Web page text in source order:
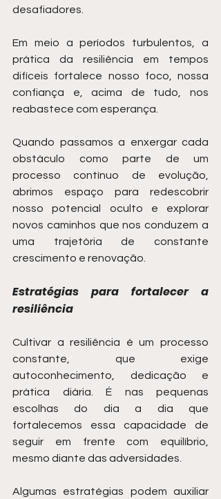
desafiadores.
Em meio a períodos turbulentos, a
prática da resiliência em tempos
difíceis fortalece nosso foco, nossa
confiança e, acima de tudo, nos
reabastece com esperança.
Quando passamos a enxergar cada
obstáculo como parte de um
processo contínuo de evolução,
abrimos espaço para redescobrir
nosso potencial oculto e explorar
novos caminhos que nos conduzem a
uma trajetória de constante
crescimento e renovação.
Estratégias para fortalecer a
resiliência
Cultivar a resiliência é um processo
constante, que exige
autoconhecimento, dedicação e
prática diária. É nas pequenas
escolhas do dia a dia que
fortalecemos essa capacidade de
seguir em frente com equilíbrio,
mesmo diante das adversidades.
Algumas estratégias podem auxiliar